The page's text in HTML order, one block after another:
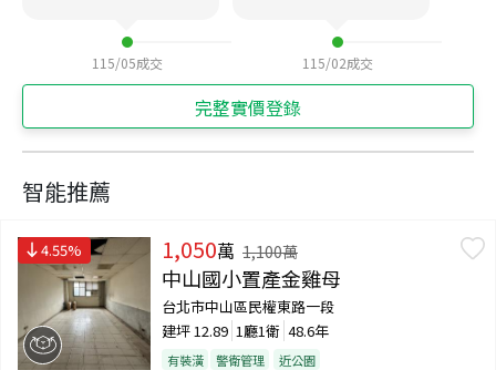
115/05成交 115/02成交
完整實價登錄
智能推薦
4.55% 1,050萬 1,100萬
中山國小置產金雞母
台北市中山區民權東路一段
建坪12.89 1廳1衛 48.6年
有裝潢 警衛管理 近公園